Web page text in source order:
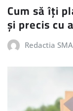
Cum să îți
și precis cu
Redactia